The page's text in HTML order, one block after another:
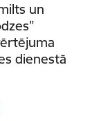
un
dienestā